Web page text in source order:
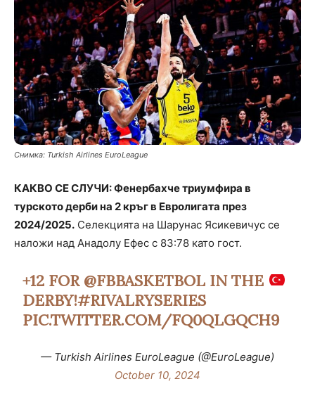
Снимка: Turkish Airlines EuroLeague
КАКВО СЕ СЛУЧИ: Фенербахче триумфира в
турското дерби на 2 кръг в Евролигата през
2024/2025. Селекцията на Шарунас Ясикевичус се
наложи над Анадолу Ефес с 83:78 като гост.
+12 FOR @FBBASKETBOL IN THE
DERBY!#RIVALRYSERIES
PIC.TWITTER.COM/FQ0QLGQCH9
— Turkish Airlines EuroLeague (@EuroLeague)
October 10, 2024